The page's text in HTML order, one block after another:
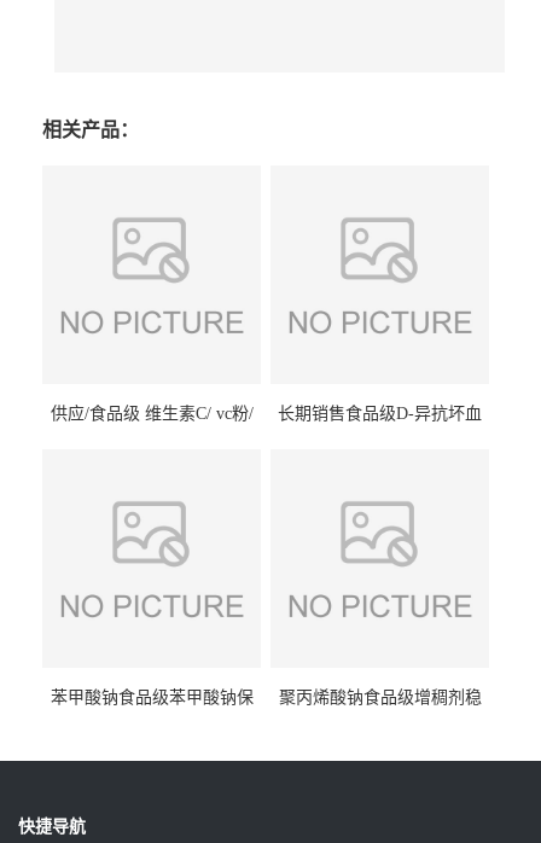
相关产品：
供应/食品级 维生素C/ vc粉/
长期销售食品级D-异抗坏血
苯甲酸钠食品级苯甲酸钠保
聚丙烯酸钠食品级增稠剂稳
快捷导航